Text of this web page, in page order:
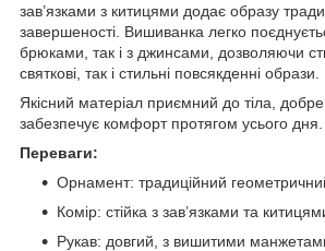
зав’язками з китицями додає образу
завершеності. Вишиванка легко
брюками, так і з джинсами, дозволяючи
святкові, так і стильні повсякденні образи.
Якісний матеріал приємний до тіла,
забезпечує комфорт протягом усього дня.
Переваги:
Орнамент: традиційний
Комір: стійка з зав’язками та
Рукав: довгий, з вишитими